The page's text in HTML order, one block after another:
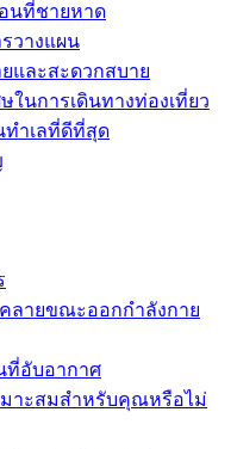
อนที่ชายหาด
วางแผน
และสะดวกสบาย
ในการเดินทางท่องเที่ยว
ทำเลที่ดีที่สุด
ลายขณะออกกำลังกาย
ที่อับอากาศ
มาะสมสำหรับคุณหรือไม่